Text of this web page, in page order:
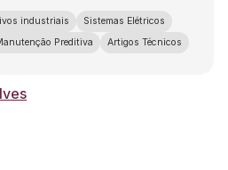
industriais
Sistemas Elétricos
Preditiva Artigos Técnicos